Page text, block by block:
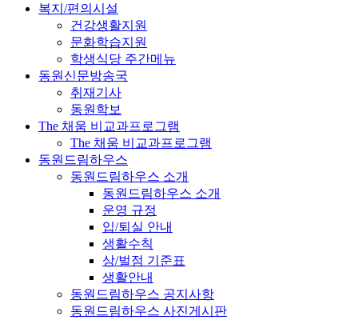
복지/편의시설
건강생활지원
문화학습지원
학생식당 주간메뉴
동원신문방송국
취재기사
동원학보
The 채움 비교과프로그램
The 채움 비교과프로그램
동원드림하우스
동원드림하우스 소개
동원드림하우스 소개
운영 규정
입/퇴실 안내
생활수칙
상/벌점 기준표
생활안내
동원드림하우스 공지사항
동원드림하우스 사진게시판